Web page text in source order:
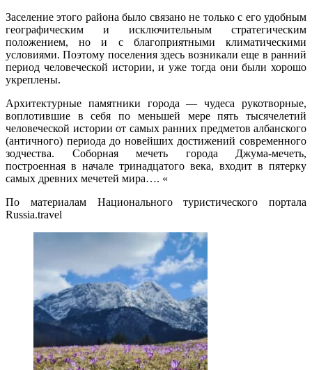
Заселение этого района было связано не только с его удобным
географическим и исключительным стратегическим
положением, но и с благоприятными климатическими
условиями. Поэтому поселения здесь возникали еще в ранний
период человеческой истории, и уже тогда они были хорошо
укреплены.
Архитектурные памятники города — чудеса рукотворные,
воплотившие в себя по меньшей мере пять тысячелетий
человеческой истории от самых ранних предметов албанского
(античного) периода до новейших достижений современного
зодчества. Соборная мечеть города Джума-мечеть,
построенная в начале тринадцатого века, входит в пятерку
самых древних мечетей мира…. «
По материалам Национального туристического портала
Russia.travel